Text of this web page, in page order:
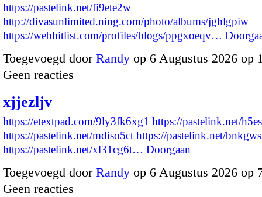
https://pastelink.net/fi9ete2w
http://divasunlimited.ning.com/photo/albums/jghlgpiw
https://webhitlist.com/profiles/blogs/ppgxoeqv…
Toegevoegd door Randy op 6 Augustus 2026
Geen reacties
xjjezljv
https://etextpad.com/9ly3fk6xg1 https://pastelink.net/
https://pastelink.net/mdiso5ct https://pastelink.net/
https://pastelink.net/xl31cg6t… Doorgaan
Toegevoegd door Randy op 6 Augustus 2026
Geen reacties